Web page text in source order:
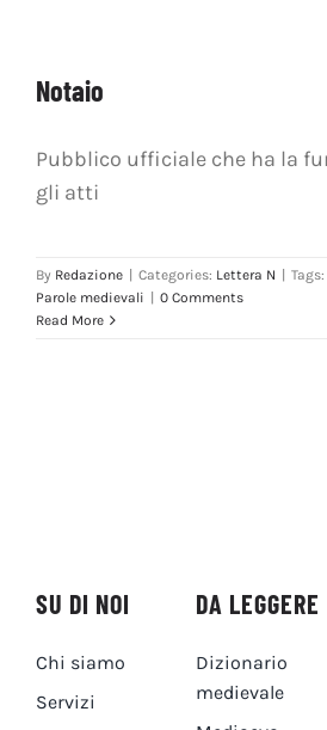
Notaio
Pubblico ufficiale che ha la
gli atti
By Redazione | Categories: Lettera N | Tags:
Parole medievali | 0 Comments
Read More
SU DI NOI
Chi siamo
Servizi
DA LEGGERE
Dizionario
medievale